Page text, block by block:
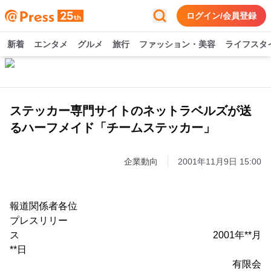
ログイン/会員登録
新着 エンタメ グルメ 旅行 ファッション・美容 ライフスタ
ステッカー専門サイトのネットラベルズが送
るハーフメイド「チームステッカー」
企業動向 2001年11月9日 15:00
報道関係者各位
プレスリリー
ス 2001年**月
**日
有限会